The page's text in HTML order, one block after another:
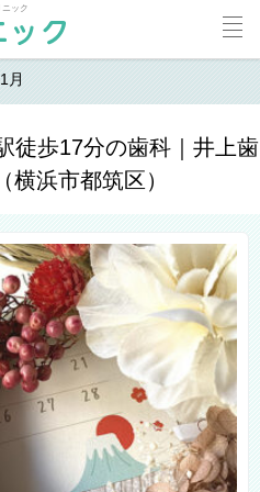
ック
月
徒歩17分の歯科｜井上歯
横浜市都筑区）